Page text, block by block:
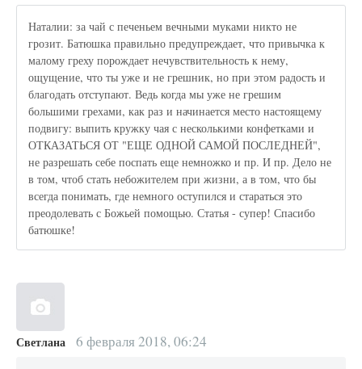
Наталии: за чай с печеньем вечными муками никто не
грозит. Батюшка правильно предупреждает, что привычка к
малому греху порождает нечувствительность к нему,
ощущение, что ты уже и не грешник, но при этом радость и
благодать отступают. Ведь когда мы уже не грешим
большими грехами, как раз и начинается место настоящему
подвигу: выпить кружку чая с несколькими конфетками и
ОТКАЗАТЬСЯ ОТ "ЕЩЕ ОДНОЙ САМОЙ ПОСЛЕДНЕЙ",
не разрешать себе поспать еще немножко и пр. И пр. Дело не
в том, чтоб стать небожителем при жизни, а в том, что бы
всегда понимать, где немного оступился и стараться это
преодолевать с Божьей помощью. Статья - супер! Спасибо
батюшке!
Светлана 6 февраля 2018, 06:24